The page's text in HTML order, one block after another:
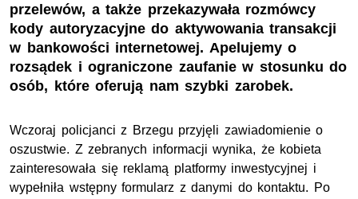
przelewów, a także przekazywała rozmówcy
kody autoryzacyjne do aktywowania transakcji
w bankowości internetowej. Apelujemy o
rozsądek i ograniczone zaufanie w stosunku do
osób, które oferują nam szybki zarobek.
Wczoraj policjanci z Brzegu przyjęli zawiadomienie o
oszustwie. Z zebranych informacji wynika, że kobieta
zainteresowała się reklamą platformy inwestycyjnej i
wypełniła wstępny formularz z danymi do kontaktu. Po